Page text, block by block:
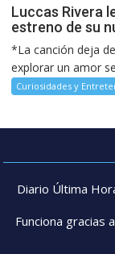
Luccas Rivera
estreno de su
*La canción deja
explorar un amor
Curiosidades y
Diario Última
Funciona gracias